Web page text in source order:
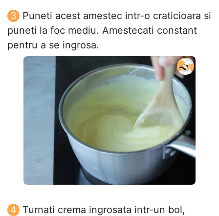
Puneti acest amestec intr-o craticioara si
puneti la foc mediu. Amestecati constant
pentru a se ingrosa.
Turnati crema ingrosata intr-un bol,